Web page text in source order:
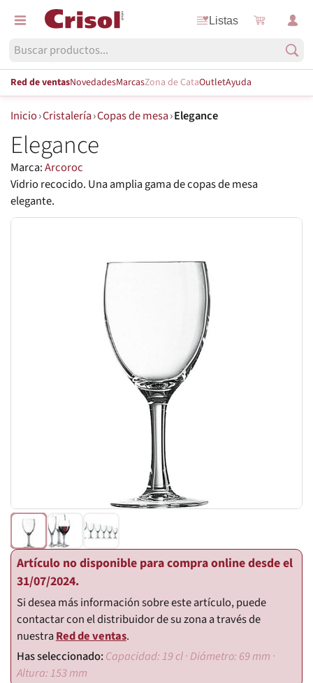
Listas
Red de ventasNovedadesMarcasZona de CataOutletAyuda
Inicio›Cristalería›Copas de mesa›Elegance
Elegance
Marca:Arcoroc
Vidrio recocido. Una amplia gama de copas de mesa
elegante.
Artículo no disponible para compra online desde el
31/07/2024.
Si desea más información sobre este artículo, puede
contactar con el distribuidor de su zona a través de
nuestraRed de ventas.
Capacidad: 19 cl · Diámetro: 69 mm ·
Altura: 153 mm